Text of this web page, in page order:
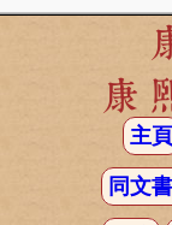
康
主頁
同文